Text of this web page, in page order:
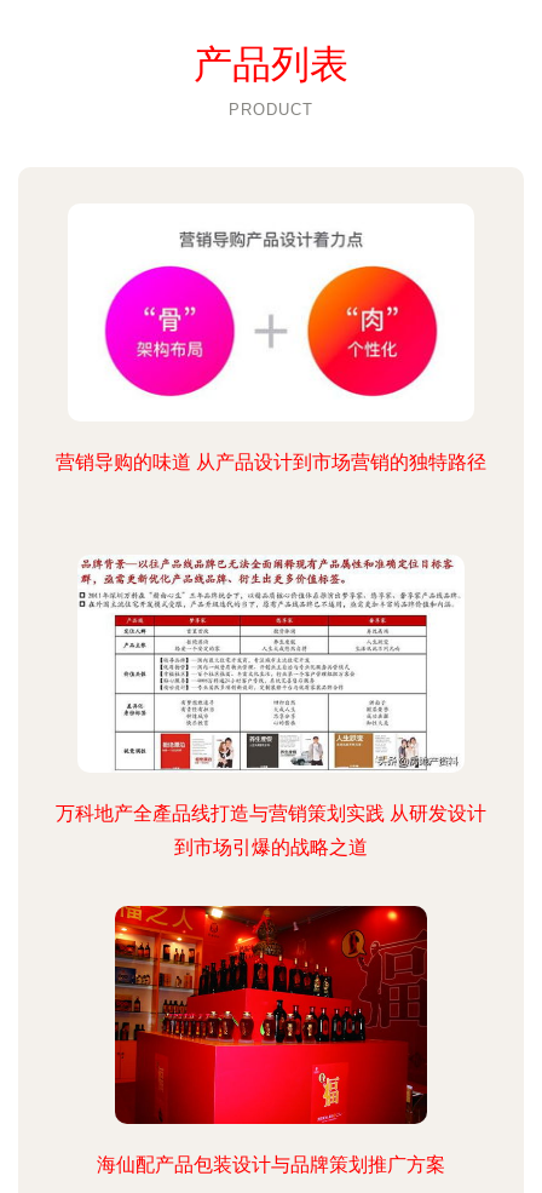
产品列表
PRODUCT
营销导购的味道 从产品设计到市场营销的独特路径
万科地产全產品线打造与营销策划实践 从研发设计
到市场引爆的战略之道
海仙配产品包装设计与品牌策划推广方案